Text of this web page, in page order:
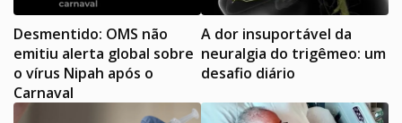
Desmentido: OMS não
emitiu alerta global sobre
o vírus Nipah após o
Carnaval
A dor insuportável da
neuralgia do trigêmeo: um
desafio diário